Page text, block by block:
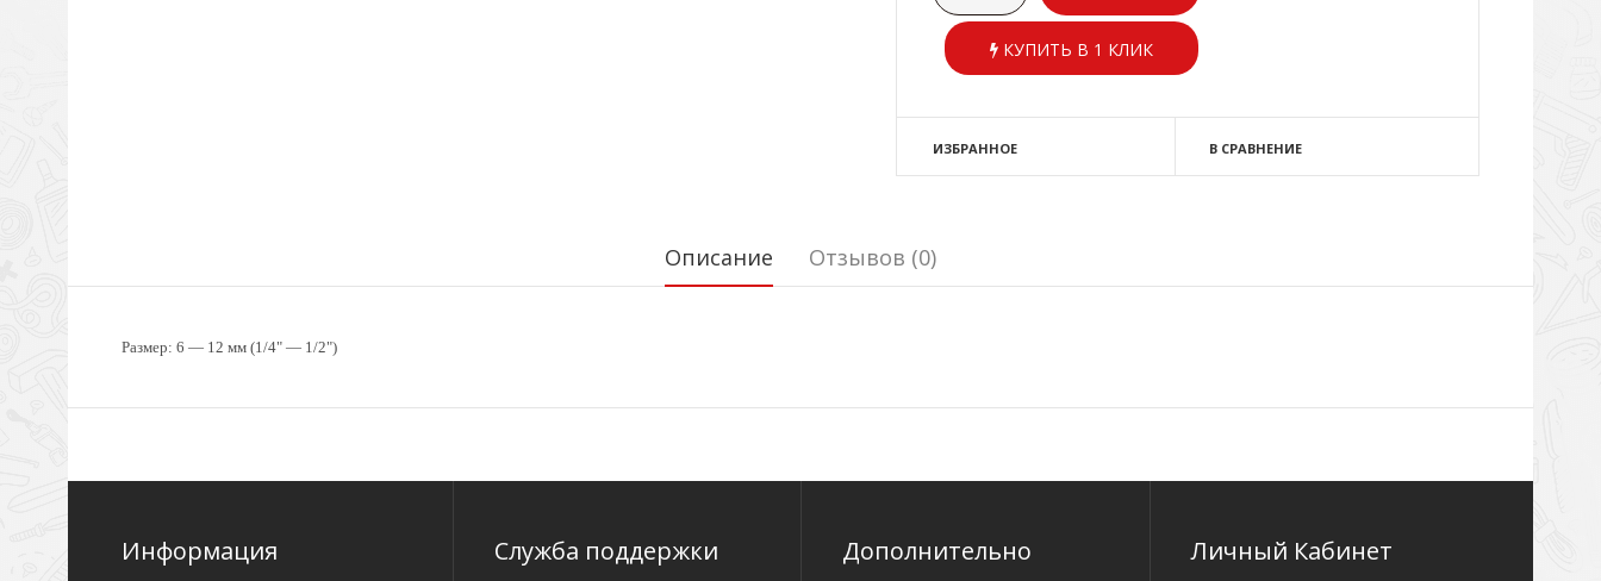
КУПИТЬ В 1 КЛИК
ИЗБРАННОЕ В СРАВНЕНИЕ
Описание Отзывов (0)
Размер: 6 — 12 мм (1/4" — 1/2")
Информация Служба поддержки Дополнительно Личный Кабинет